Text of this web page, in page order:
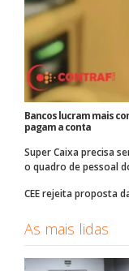
Bancos lucram mais
pagam a conta
Super Caixa precisa
o quadro de pessoal
CEE rejeita proposta
As mais lidas